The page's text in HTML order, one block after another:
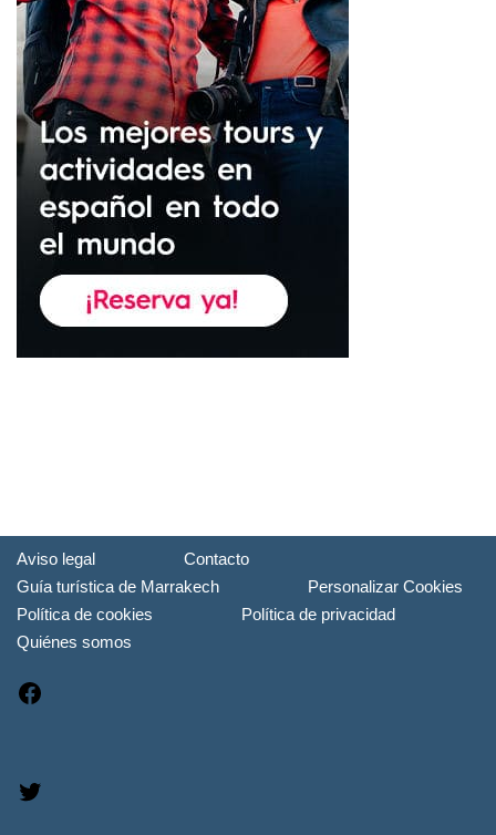
Aviso legal
Contacto
Guía turística de Marrakech
Personalizar Cookies
Política de cookies
Política de privacidad
Quiénes somos